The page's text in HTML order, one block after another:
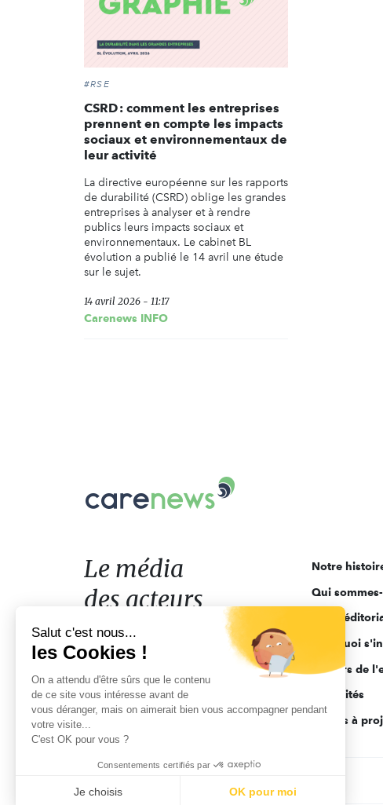
#RSE
CSRD : comment les entreprises
prennent en compte les impacts
sociaux et environnementaux de
leur activité
La directive européenne sur les rapports
de durabilité (CSRD) oblige les grandes
entreprises à analyser et à rendre
publics leurs impacts sociaux et
environnementaux. Le cabinet BL
évolution a publié le 14 avril une étude
sur le sujet.
14 avril 2026 - 11:17
Carenews INFO
Le
acteurs
de
l'engagement
Le média
des acteurs
de l'engagement
Notre
Qui
Ligne
Pourquoi
Acteurs de
Actualités
Appels à
Salut c'est nous...
les Cookies !
On a attendu d'être sûrs que le contenu
de ce site vous intéresse avant de
vous déranger, mais on aimerait bien vous accompagner pendant
votre visite...
C'est OK pour vous ?
Consentements certifiés par
Je choisis OK pour moi